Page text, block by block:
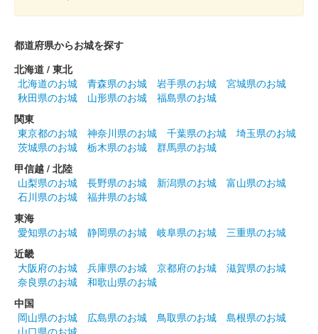
熊本城 御城印
2023年12月16，17日に開催されたお城EXPO2023の
「MIXI_ANIME『城郭合体オシロボッツ』」のブースにて販売さ
れた「城郭合体オシロボッツ」とのコラボ御城印。2025年10月
14日……
熊本城 御城印 2023秋限定 銀杏
販売終了
「秋のくまもとお城まつり 城あかり」開催にあわせて販売。
1000枚限定。
熊本城 御城印
販売終了
「秋のくまもとお城まつり 城あかり」開催にあわせて販売。
1000枚限定。
都道府県からお城を探す
北海道 / 東北
北海道のお城
青森県のお城 岩手県のお城
宮城県のお城
秋田県のお城
山形県のお城
福島県のお城
関東
東京都のお城
神奈川県のお城 千葉県のお城
埼玉県のお城
茨城県のお城
栃木県のお城
群馬県のお城
甲信越 / 北陸
山梨県のお城
長野県のお城 新潟県のお城
富山県のお城
石川県のお城
福井県のお城
東海
愛知県のお城
静岡県のお城 岐阜県のお城
三重県のお城
近畿
大阪府のお城
兵庫県のお城 京都府のお城
滋賀県のお城
奈良県のお城
和歌山県のお城
中国
岡山県のお城
広島県のお城 鳥取県のお城
島根県のお城
山口県のお城